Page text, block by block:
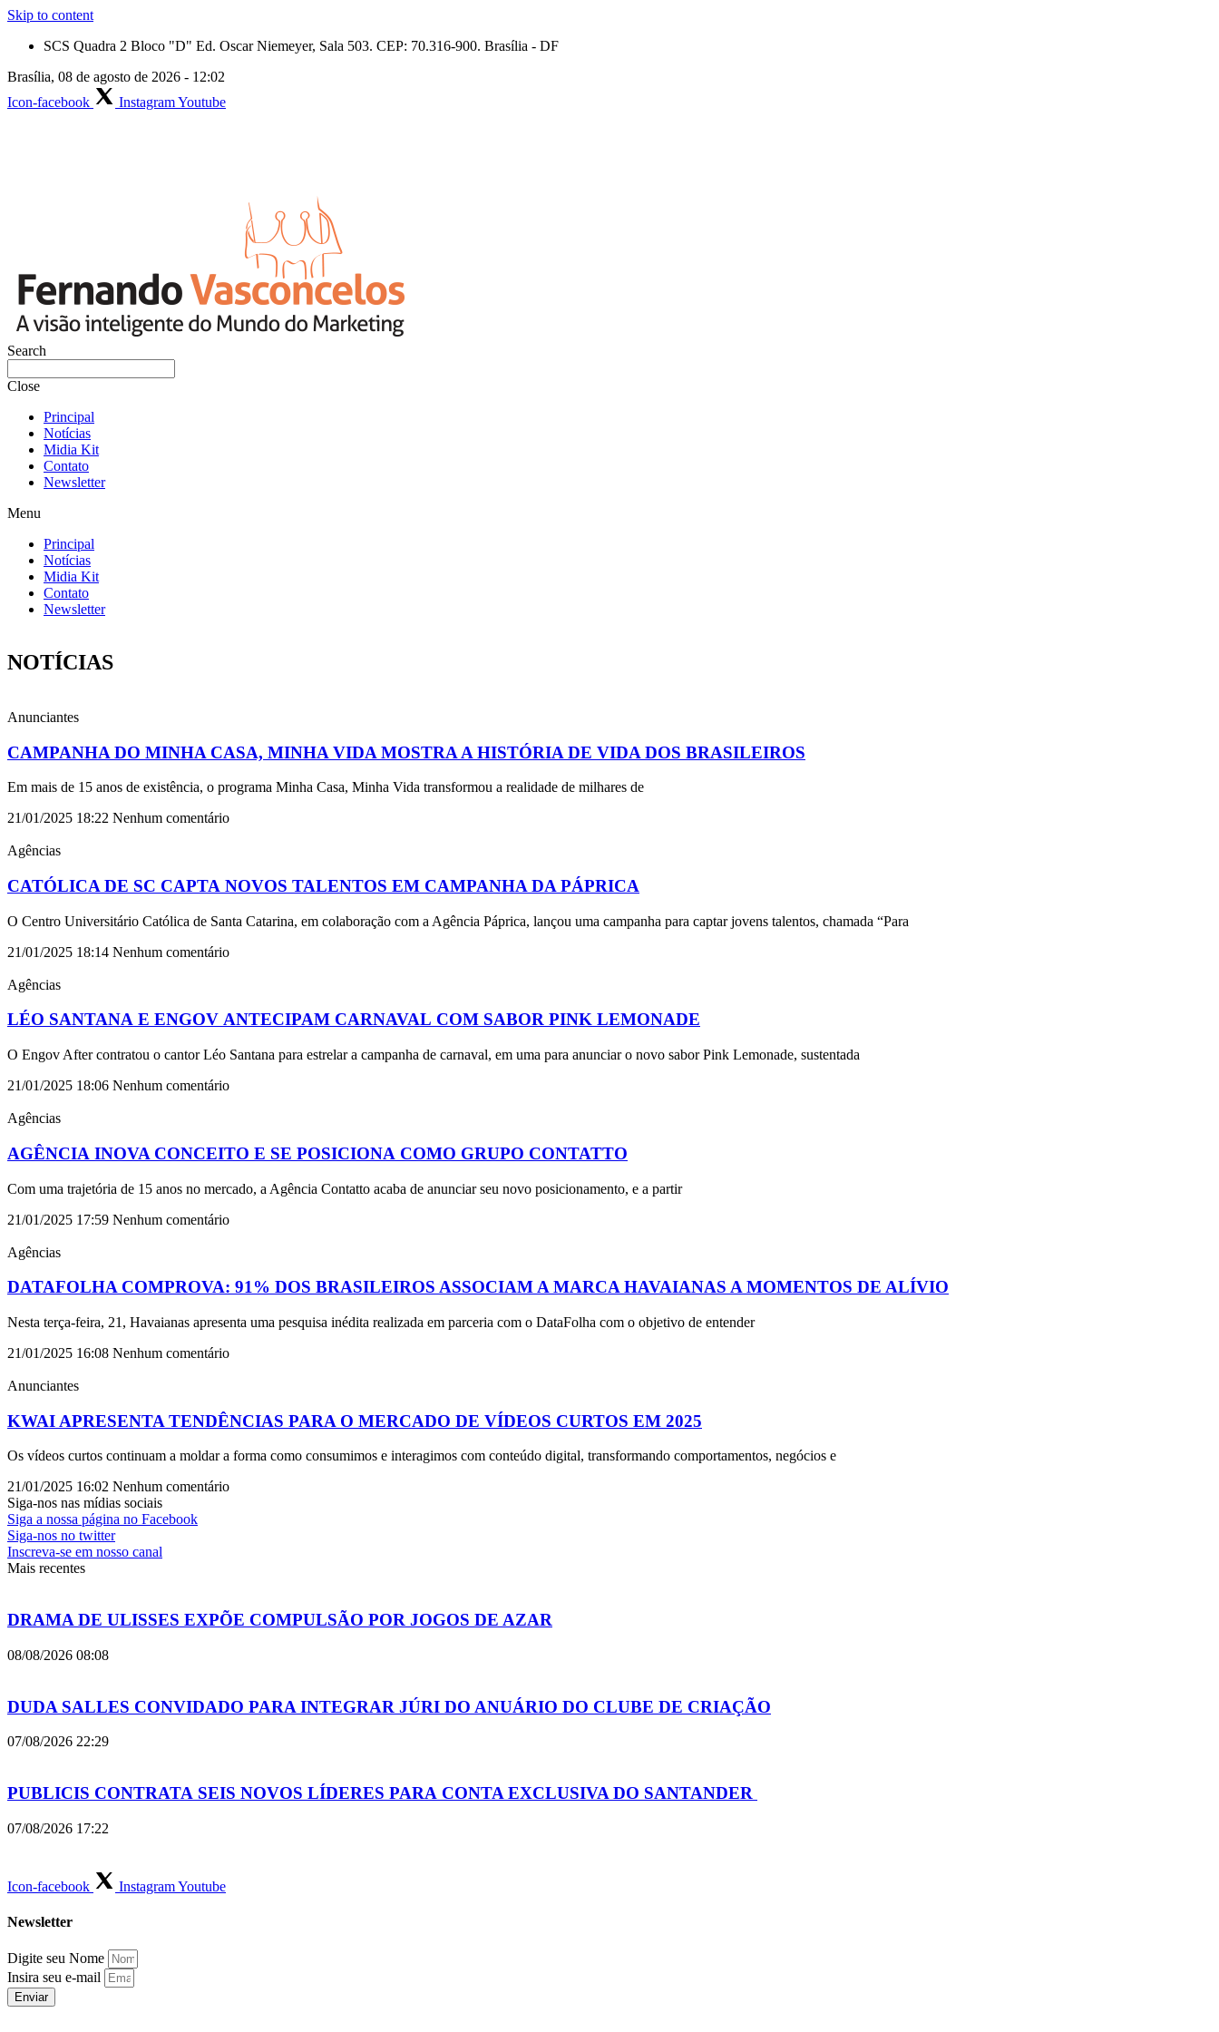
Skip to content
SCS Quadra 2 Bloco "D" Ed. Oscar Niemeyer, Sala 503. CEP: 70.316-900. Brasília - DF
Brasília, 08 de agosto de 2026 - 12:02
Icon-facebook
InstagramYoutube
Search
Close
Principal
Notícias
Midia Kit
Contato
Newsletter
Menu
Principal
Notícias
Midia Kit
Contato
Newsletter
NOTÍCIAS
Anunciantes
CAMPANHA DO MINHA CASA, MINHA VIDA MOSTRA A HISTÓRIA DE VIDA DOS BRASILEIROS
Em mais de 15 anos de existência, o programa Minha Casa, Minha Vida transformou a realidade de milhares de
21/01/2025 18:22 Nenhum comentário
Agências
CATÓLICA DE SC CAPTA NOVOS TALENTOS EM CAMPANHA DA PÁPRICA
O Centro Universitário Católica de Santa Catarina, em colaboração com a Agência Páprica, lançou uma campanha para captar jovens talentos, chamada “Para
21/01/2025 18:14 Nenhum comentário
Agências
LÉO SANTANA E ENGOV ANTECIPAM CARNAVAL COM SABOR PINK LEMONADE
O Engov After contratou o cantor Léo Santana para estrelar a campanha de carnaval, em uma para anunciar o novo sabor Pink Lemonade, sustentada
21/01/2025 18:06 Nenhum comentário
Agências
AGÊNCIA INOVA CONCEITO E SE POSICIONA COMO GRUPO CONTATTO
Com uma trajetória de 15 anos no mercado, a Agência Contatto acaba de anunciar seu novo posicionamento, e a partir
21/01/2025 17:59 Nenhum comentário
Agências
DATAFOLHA COMPROVA: 91% DOS BRASILEIROS ASSOCIAM A MARCA HAVAIANAS A MOMENTOS DE ALÍVIO
Nesta terça-feira, 21, Havaianas apresenta uma pesquisa inédita realizada em parceria com o DataFolha com o objetivo de entender
21/01/2025 16:08 Nenhum comentário
Anunciantes
KWAI APRESENTA TENDÊNCIAS PARA O MERCADO DE VÍDEOS CURTOS EM 2025
Os vídeos curtos continuam a moldar a forma como consumimos e interagimos com conteúdo digital, transformando comportamentos, negócios e
21/01/2025 16:02 Nenhum comentário
Siga-nos nas mídias sociais
Siga a nossa página no Facebook
Siga-nos no twitter
Inscreva-se em nosso canal
Mais recentes
DRAMA DE ULISSES EXPÕE COMPULSÃO POR JOGOS DE AZAR
08/08/2026 08:08
DUDA SALLES CONVIDADO PARA INTEGRAR JÚRI DO ANUÁRIO DO CLUBE DE CRIAÇÃO
07/08/2026 22:29
PUBLICIS CONTRATA SEIS NOVOS LÍDERES PARA CONTA EXCLUSIVA DO SANTANDER
07/08/2026 17:22
Icon-facebook InstagramYoutube
Newsletter
Digite seu Nome
Insira seu e-mail
Enviar